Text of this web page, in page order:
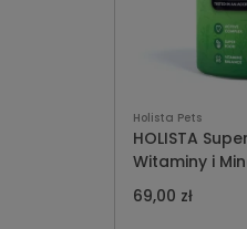
Holista Pets
HOLISTA Superfood Vitamins
Witaminy i
Kota 200g
69,00 zł